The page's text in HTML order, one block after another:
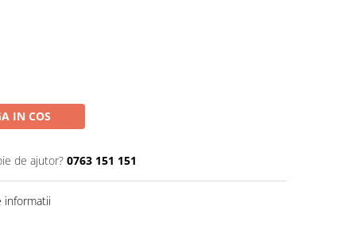
IN COS
de ajutor? 0763 151 151
informatii